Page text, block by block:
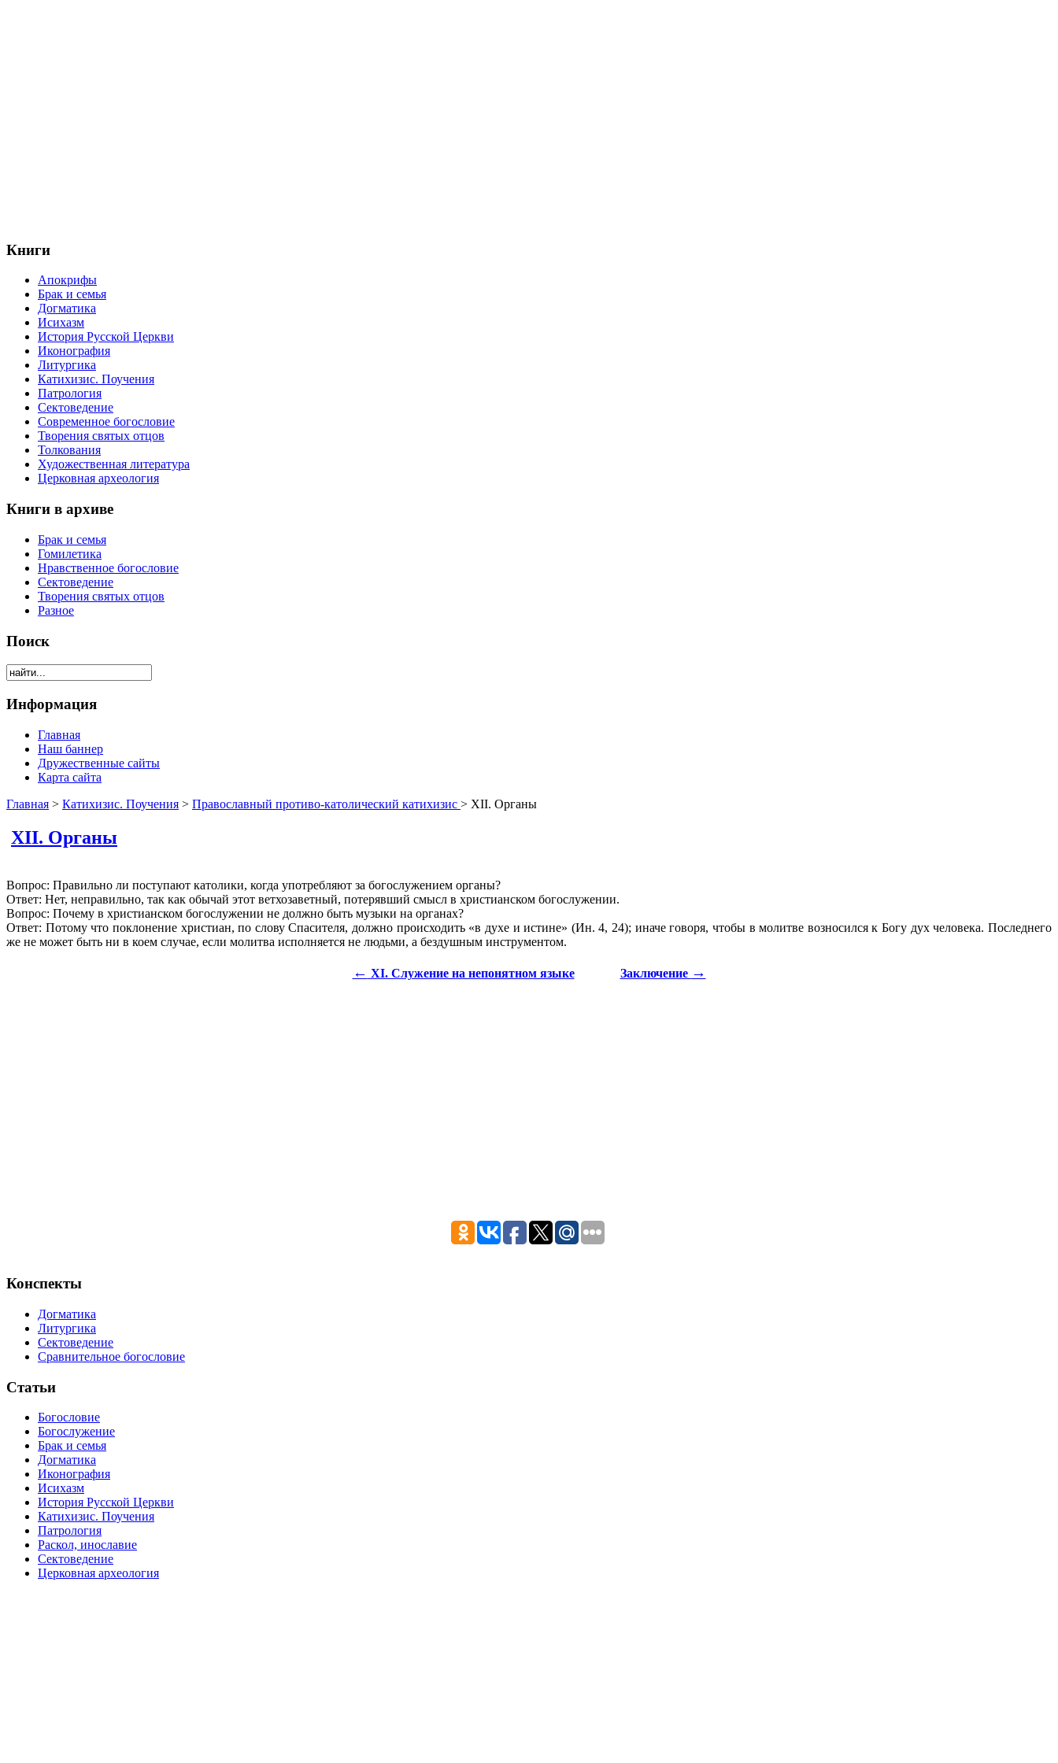
Книги
Апокрифы
Брак и семья
Догматика
Исихазм
История Русской Церкви
Иконография
Литургика
Катихизис. Поучения
Патрология
Сектоведение
Современное богословие
Творения святых отцов
Толкования
Художественная литература
Церковная археология
Книги в архиве
Брак и семья
Гомилетика
Нравственное богословие
Сектоведение
Творения святых отцов
Разное
Поиск
Информация
Главная
Наш баннер
Дружественные сайты
Карта сайта
Главная > Катихизис. Поучения > Православный противо-католический катихизис > XII. Органы
XII. Органы
Вопрос: Правильно ли поступают католики, когда употребляют за богослужением органы?
Ответ: Нет, неправильно, так как обычай этот ветхозаветный, потерявший смысл в христианском богослужении.
Вопрос: Почему в христианском богослужении не должно быть музыки на органах?
Ответ: Потому что поклонение христиан, по слову Спасителя, должно происходить «в духе и истине» (Ин. 4, 24); иначе говоря, чтобы в молитве возносился к Богу дух человека. Последнего
же не может быть ни в коем случае, если молитва исполняется не людьми, а бездушным инструментом.
← XI. Служение на непонятном языке Заключение →
Конспекты
Догматика
Литургика
Сектоведение
Сравнительное богословие
Статьи
Богословие
Богослужение
Брак и семья
Догматика
Иконография
Исихазм
История Русской Церкви
Катихизис. Поучения
Патрология
Раскол, инославие
Сектоведение
Церковная археология